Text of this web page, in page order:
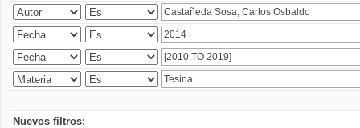
Nuevos filtros: